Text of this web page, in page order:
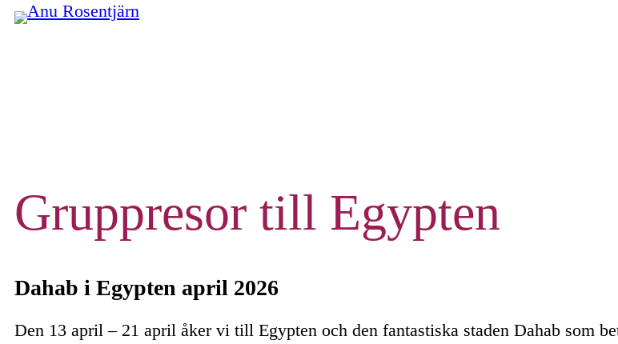
Gruppresor till Egypten
Dahab i Egypten april 2026
Den 13 april – 21 april åker vi till Egypten och den fantastiska staden Dahab som